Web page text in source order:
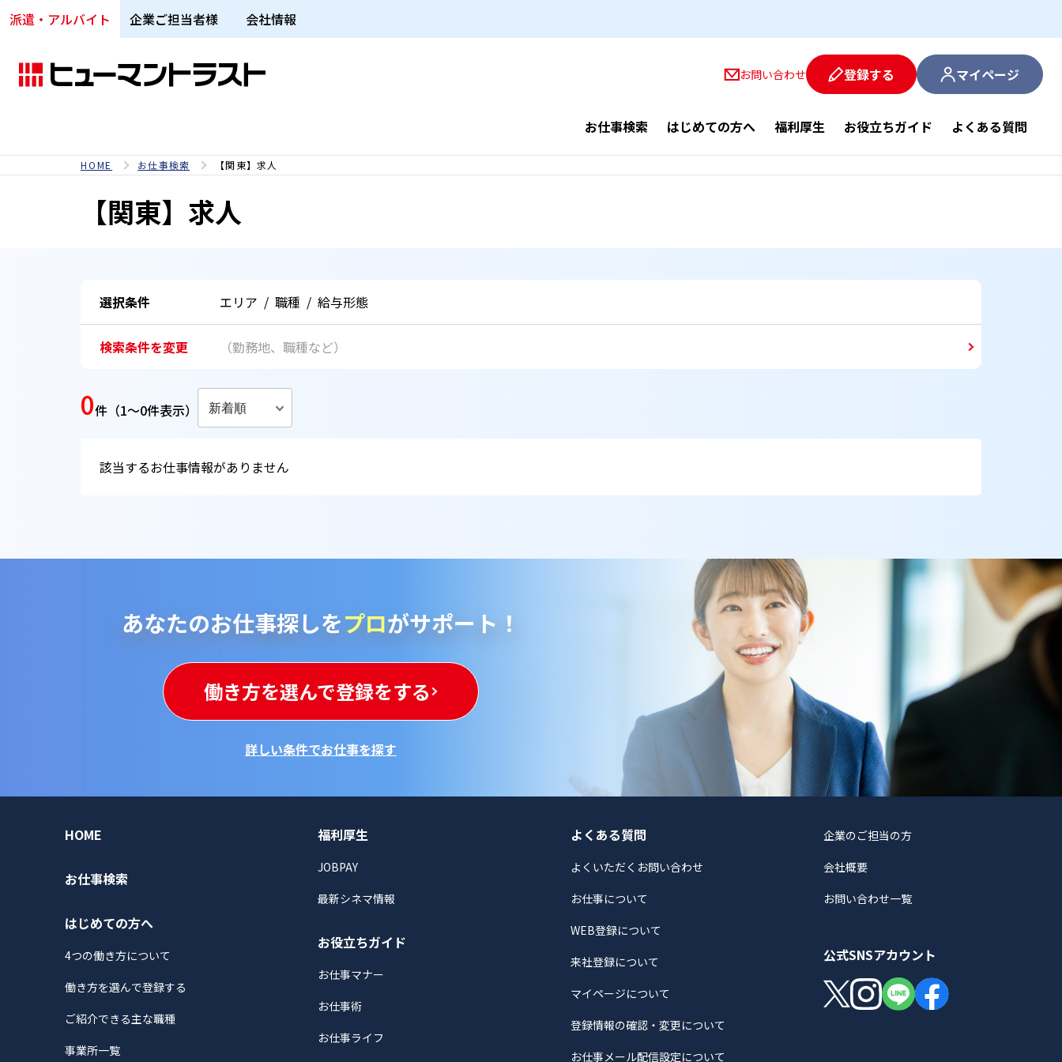
派遣・アルバイト 企業ご担当者様 会社情報
お問い合わせ 登録する マイページ
お仕事検索 はじめての方へ 福利厚生 お役立ちガイド よくある質問
HOME お仕事検索 【関東】求人
【関東】求人
選択条件 エリア / 職種 / 給与形態
検索条件を変更 （勤務地、職種など）
0件 （1～0件表示） 新着順
該当するお仕事情報がありません
あなたのお仕事探しをプロがサポート！
働き方を選んで登録をする
詳しい条件でお仕事を探す
HOME
お仕事検索
はじめての方へ
4つの働き方について
働き方を選んで登録する
ご紹介できる主な職種
事業所一覧
福利厚生
JOBPAY
最新シネマ情報
お役立ちガイド
お仕事マナー
お仕事術
お仕事ライフ
よくある質問
よくいただくお問い合わせ
お仕事について
WEB登録について
来社登録について
マイページについて
登録情報の確認・変更について
お仕事メール配信設定について
企業のご担当の方
会社概要
お問い合わせ一覧
公式SNSアカウント